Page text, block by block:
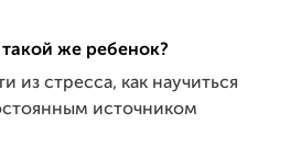
же ребенок?
из стресса, как научиться
источником